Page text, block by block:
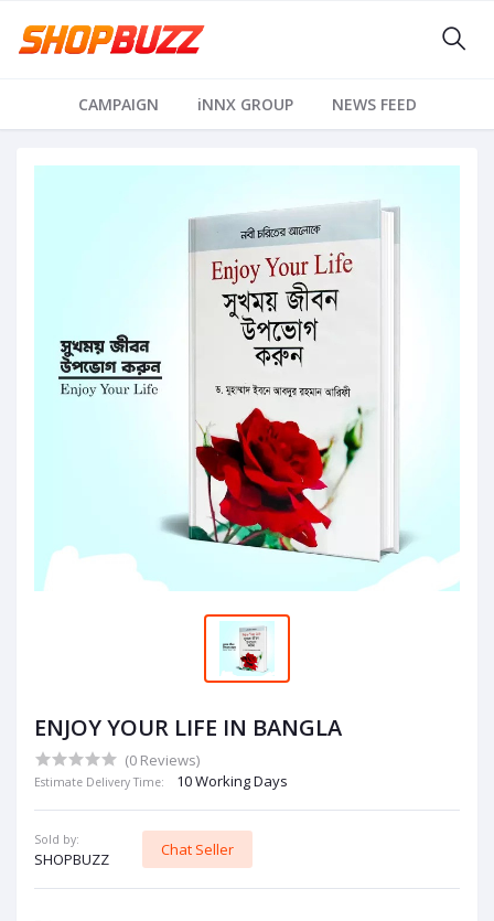
CAMPAIGN iNNX GROUP NEWS FEED
ENJOY YOUR LIFE IN BANGLA
(0 Reviews)
Estimate Delivery Time: 10 Working Days
Sold by:
SHOPBUZZ
Chat Seller